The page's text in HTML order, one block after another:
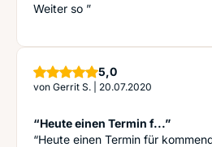
Weiter so ”
5,0Sterne
von Gerrit S. 20.07.2020
“Heute einen Termin f...”
“Heute einen Termin für